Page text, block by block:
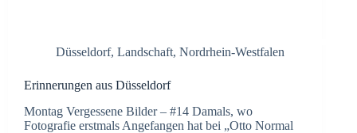
Düsseldorf, Landschaft, Nordrhein-Westfalen
Erinnerungen aus Düsseldorf
Montag Vergessene Bilder – #14 Damals, wo
Fotografie erstmals Angefangen hat bei „Otto Normal